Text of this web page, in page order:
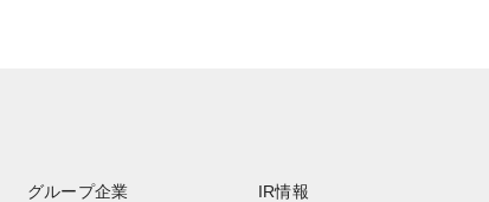
グループ企業 IR情報